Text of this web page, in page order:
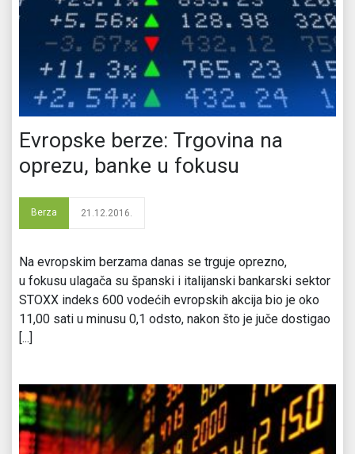
Evropske berze: Trgovina na
oprezu, banke u fokusu
Berza 21.12.2016.
Na evropskim berzama danas se trguje oprezno,
u fokusu ulagača su španski i italijanski bankarski sektor
STOXX indeks 600 vodećih evropskih akcija bio je oko
11,00 sati u minusu 0,1 odsto, nakon što je juče dostigao
[...]